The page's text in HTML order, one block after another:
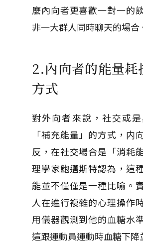
麼內向者更喜歡一對一的
非一大群人同時聊天的場合
2.內向者的能量耗
方式
對外向者來說，社交或
「補充能量」的方式，内
反，在社交場合是「消耗
理學家鮑邁斯特認為，這
能並不僅僅是一種比喻。
人在進行複雜的心理操作
用儀器觀測到他的血糖水
這跟運動員運動時血糖下降